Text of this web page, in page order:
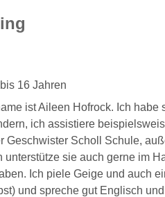
16 Jahren
ist Aileen Hofrock. Ich habe
ich assistiere
Geschwister Scholl Schule,
unterstütze sie auch gerne im
Ich piele Geige und auch
und spreche gut Englisch